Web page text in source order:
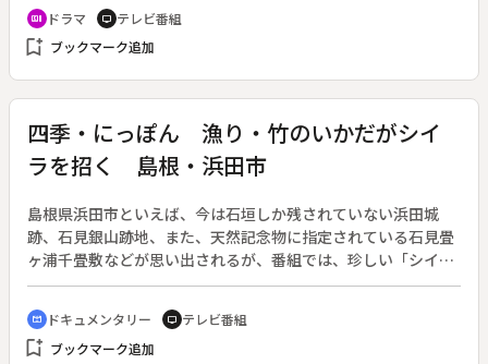
手弁護士。裁判はゲームと考え、勝つためには手段を選ばな
い。おかげでデビュー以来２６連勝を誇る。一方、塚田法律事
記して試験に合格した優等生。「真実はひとつだ」という淳平
の言葉を聞き、京子は淳平に憧れを抱く。そして、淳平はＯＬ
不当解雇の裁判を担当することになった。
recent_actors ドラマ tv テレビ番組
bookmark_add ブックマーク追加
四季・にっぽん 漁り・竹のいかだがシイ
ラを招く 島根・浜田市
島根県浜田市といえば、今は石垣しか残されていない浜田城
跡、石見銀山跡地、また、天然記念物に指定されている石見畳
ヶ浦千畳敷などが思い出されるが、番組では、珍しい「シイラ
づけ漁」と呼ばれる夏の漁を取り上げる。この漁には「づけ」
といわれる、孟宗竹で作ったいかだを使う。漁船に乗って５５
年のベテラン、月森さんに話を聞きながら、その日の大漁だっ
た「シイラづけ漁」を紹介する。
cinematic_blur ドキュメンタリー tv テレビ番組
bookmark_add ブックマーク追加